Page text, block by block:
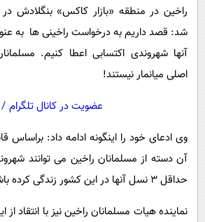
فرهنگی
پیامک
راخین در منطقه «بازار کاکس» بنگلادش
شد: قصد داریم به درخواست راخینی ها به
آنها شهروندی اکتسابی اعطا کنیم.
اصلی میانمار نیستند!
عضویت در کانال تلگرام /
آن دسته از مسلمانان راخین می توانند
حداقل ۳ نسل آنها در این کشور زندگی کرده باشند.
نماینده هیات مسلمانان راخین نیز با انتقاد از